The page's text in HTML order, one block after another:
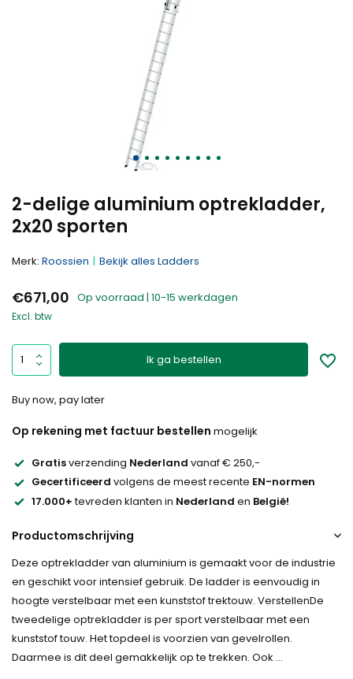
2-delige aluminium optrekladder,
2x20 sporten
Merk: Roossien Bekijk alles Ladders
€671,00 Op voorraad | 10-15 werkdagen
Excl. btw
Ik ga bestellen
Buy now, pay later
Op rekening met factuur bestellen mogelijk
Gratisverzending Nederland vanaf € 250,-
Gecertificeerd volgens de meest recente EN-normen
17.000+tevreden klanten in Nederland en België!
Productomschrijving
Deze optrekladder van aluminium is gemaakt voor de industrie
en geschikt voor intensief gebruik. De ladder is eenvoudig in
hoogte verstelbaar met een kunststof trektouw. VerstellenDe
tweedelige optrekladder is per sport verstelbaar met een
kunststof touw. Het topdeel is voorzien van gevelrollen.
Daarmee is dit deel gemakkelijk op te trekken. Ook ...